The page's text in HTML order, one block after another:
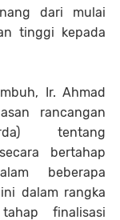
dari mulai
tinggi kepada
Ir. Ahmad
rancangan
tentang
bertahap
beberapa
dalam rangka
finalisasi